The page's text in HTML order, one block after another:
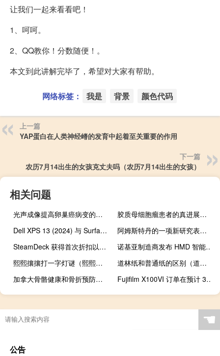
让我们一起来看看吧！
1、呵呵。
2、QQ教你！分数随便！。
本文到此讲解完毕了，希望对大家有帮助。
网络标签： 我是 背景 颜色代码
上一篇
YAP蛋白在人类神经嵴的发育中起着至关重要的作用
下一篇
农历7月14出生的女孩克丈夫吗（农历7月14出生的女孩）
相关问题
光声成像提高卵巢癌病变的诊断准确性
胶质母细胞瘤患者的真进展还是假进展
Dell XPS 13 (2024) 与 Surface Pro 9：笔记本电脑还是平板电脑
阿姆斯特丹的一项新研究表明 重复利用建筑材料的最佳系统包括本地存储
SteamDeck 获得首次折扣以庆祝其成立一周年
诺基亚制造商发布 HMD 智能手机渲染图 让人回想起其巅峰时期
熙熙攘攘打一字灯谜（熙熙攘攘打一字）
道林纸和普通纸的区别（道林纸）
加拿大骨骼健康和骨折预防综合新指南
Fujifilm X100VI 订单在预计 3 月份交货日期之前到达客户手中
☚
公告